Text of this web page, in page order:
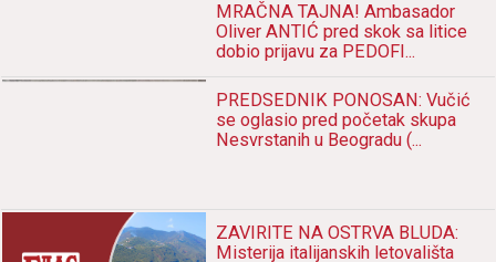
MRAČNA TAJNA! Ambasador
Oliver ANTIĆ pred skok sa litice
dobio prijavu za PEDOFI...
PREDSEDNIK PONOSAN: Vučić
se oglasio pred početak skupa
Nesvrstanih u Beogradu (...
ZAVIRITE NA OSTRVA BLUDA:
Misterija italijanskih letovališta